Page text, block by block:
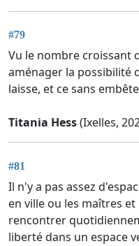
#79
Vu le nombre croissant
aménager la possibilité
laisse, et ce sans
Titania Hess(Ixelles,
#81
Il n'y a pas assez
en ville ou les maîtres
rencontrer
liberté dans un espace